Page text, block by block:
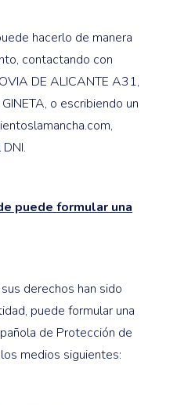
hacerlo de manera
contactando con
DE ALICANTE A31,
o escribiendo un
puede formular una
derechos han sido
puede formular una
de Protección de
medios siguientes: